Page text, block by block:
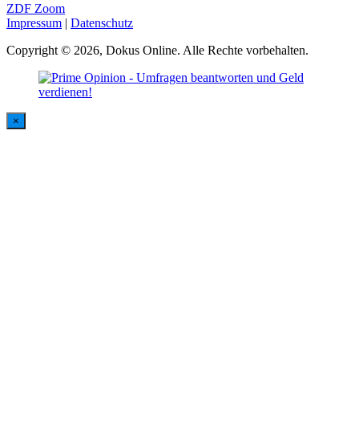
ZDF Zoom
Impressum | Datenschutz
Copyright © 2026, Dokus Online. Alle Rechte vorbehalten.
×